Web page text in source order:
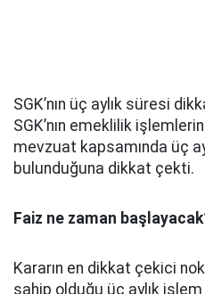
SGK’nın üç aylık süresi
SGK’nın emeklilik
mevzuat kapsamında üç
bulunduğuna dikkat çekti.
Faiz ne zaman
Kararın en dikkat çekici
sahip olduğu üç aylık